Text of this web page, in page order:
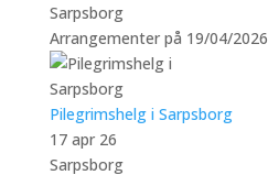
Sarpsborg
Arrangementer på 19/04/2026
Pilegrimshelg i Sarpsborg
17 apr 26
Sarpsborg